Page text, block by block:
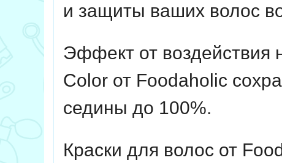
и защиты ваших волос
Эффект от воздействия
Color от Foodaholic
седины до 100%.
Краски для волос от